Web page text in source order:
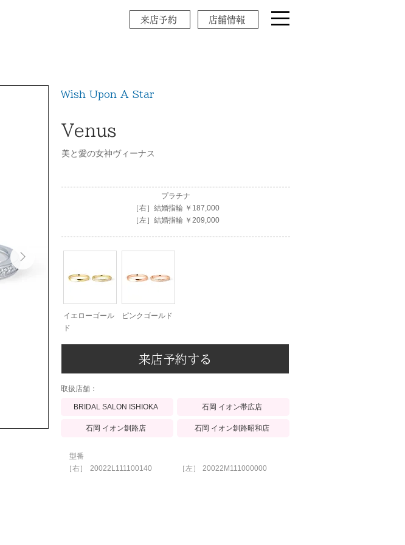
来店予約 店舗情報
Wish Upon A Star
Venus
美と愛の女神ヴィーナス
プラチナ
［右］結婚指輪 ￥187,000
［左］結婚指輪 ￥209,000
イエローゴール
ド
ピンクゴールド
来店予約する
​取扱店舗：
BRIDAL SALON ISHIOKA
石岡 イオン釧路店
石岡 イオン帯広店
石岡 イオン釧路昭和店
型番
［右］
20022L111100140 ［左］ 20022M111000000